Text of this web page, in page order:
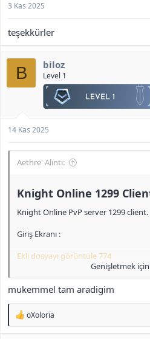
3 Kas 2025
teşekkürler
B biloz
Level 1
14 Kas 2025
Aethre' Alıntı:
Knight Online 1299
Knight Online PvP server 1299 client.
Giriş Ekranı :
Ekli dosyayı görüntüle 774
IRK Seçimi :
Pelerin :
Genişletmek için
mukemmel tam aradigim
T
p
oXoloria